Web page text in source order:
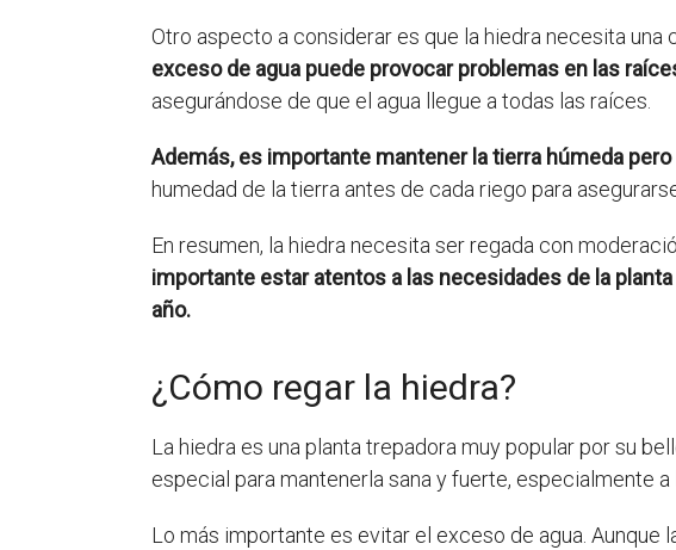
Otro aspecto a considerar es que la hiedra necesita
exceso de agua puede provocar problemas en las
asegurándose de que el agua llegue a todas las raíces.
Además, es importante mantener la tierra húmeda
humedad de la tierra antes de cada riego para
En resumen, la hiedra necesita ser regada con
importante estar atentos a las necesidades de la
año.
¿Cómo regar la hiedra?
La hiedra es una planta trepadora muy popular por su
especial para mantenerla sana y fuerte, especialmente a
Lo más importante es evitar el exceso de agua.